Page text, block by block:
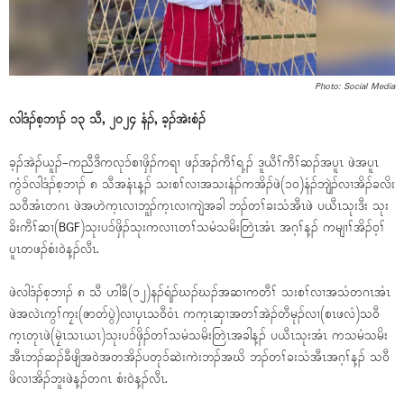
Photo: Social Media
လါဒံၣ်စ့ဘၢၣ် ၁၃ သီ, ၂၀၂၄ နံၣ်, ခ့ၣ်အဲးစံၣ်
ခ့ၣ်အဲၣ်ယူၣ်-ကညီဒီကလုၥ်စၢဖှိၣ်ကရၢ ဖၣ်အၣ်ကီၢ်ရ့ၣ် ဒူယီၢ်ကီၢ်ဆၣ်အပူၤ ဖဲအပူၤ
ကွံၥ်လါဒံၣ်စ့ဘၢၣ် ၈ သီအနံၤန့ၣ် သးစၢ်လၢအသးနံၣ်ကအိၣ်ဖဲ(၁၀)နံၣ်ဘျဲၣ်လၢအိၣ်ခလိး
သ၀ီအံၤတဂၤ ဖဲအဟဲက့ၤလၢဘူၣ်က့ၤလၢကျဲအခါ ဘၣ်တၢ်ခးသံအီၤဖဲ ပယီၤသုးဒီး သုး
ခိးကီၢ်ဆၢ(BGF)သုးပၥ်ဖှိၣ်သုးကလၢၤတၢ်သမံသမိးတြဲၤအံၤ အဂ့ၢ်န့ၣ် ကမျၢၢ်အိၣ်၀့ၢ်
ပူၤတဖၣ်စံး၀ဲန့ၣ်လီၤ.
ဖဲလါဒံၣ်စ့ဘၢၣ် ၈ သီ ဟါခီ(၁၂)နၣ်ရံၣ်ဃၣ်ဃၣ်အဆၢကတီၢ် သးစၢ်လၢအသံတဂၤအံၤ
ဖဲအလဲၤကွၢ်ကၠး(ဇာတ်ပွဲ)လၢပှၤသ၀ီ၀ံၤ ကက့ၤဆှၢအတၢ်အဲၣ်တီမုၣ်လၢ(စၤဖလံ)သ၀ီ
က့ၤတုၤဖဲ(မၠဲၤသၤယၤ)သုးပၥ်ဖှိၣ်တၢ်သမံသမိးတြဲၤအခါန့ၣ် ပယီၤသုးအံၤ ကသမံသမိး
အီၤဘၣ်ဆၣ်ခီဖျိအ၀ဲအတအိၣ်ပတုၥ်ဆဲးကဲးဘၣ်အဃိ ဘၣ်တၢ်ခးသံအီၤအဂ့ၢ်န့ၣ် သ၀ီ
ဖိလၢအိၣ်ဘူးဖဲန့ၣ်တဂၤ စံး၀ဲန့ၣ်လီၤ.